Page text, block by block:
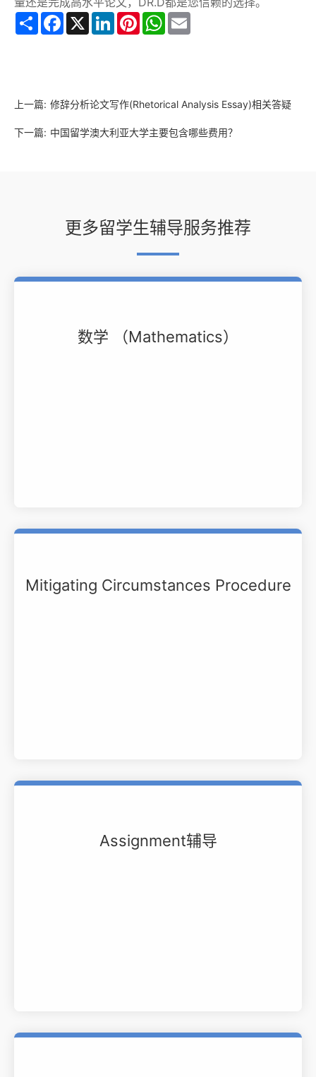
Share Facebook
X LinkedInPinterestWhatsApp
上一篇: 修辞分析论文写作(Rhetorical Analysis Essay)相关答疑
下一篇: 中国留学澳大利亚大学主要包含哪些费用？
更多留学生辅导服务推荐
数学 （Mathematics）
Mitigating Circumstances Procedure
Assignment辅导